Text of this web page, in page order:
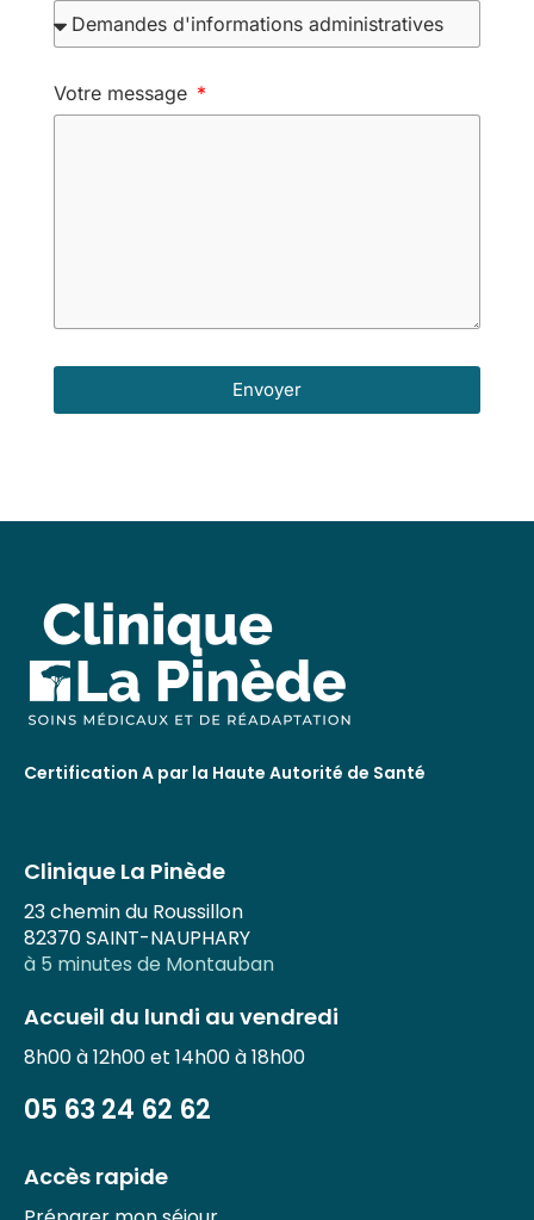
Votre message
Envoyer
Certification A par la Haute Autorité de Santé
Clinique La Pinède
23 chemin du Roussillon
82370 SAINT-NAUPHARY
à 5 minutes de Montauban
Accueil du lundi au vendredi
8h00 à 12h00 et 14h00 à 18h00
05 63 24 62 62
Accès rapide